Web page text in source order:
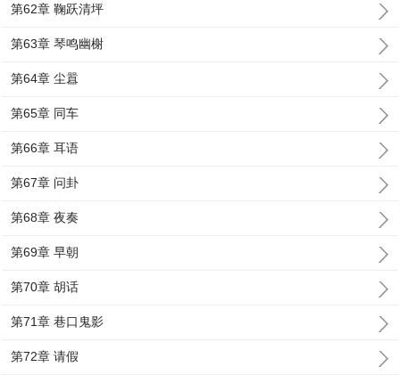
第62章 鞠跃清坪
第63章 琴鸣幽榭
第64章 尘囂
第65章 同车
第66章 耳语
第67章 问卦
第68章 夜奏
第69章 早朝
第70章 胡话
第71章 巷口鬼影
第72章 请假